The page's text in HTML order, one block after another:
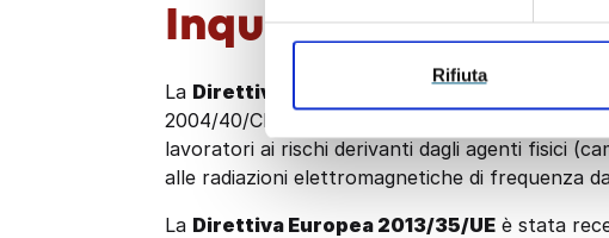
Rifiuta
Inquadramento
La Direttiva 2013/35/UE
del 26 giugno 2013,
2004/40/CE, indica le prescrizioni minime di
lavoratori ai rischi derivanti dagli agenti fisici
alle radiazioni elettromagnetiche di frequenza
La Direttiva Europea 2013/35/UE è stata